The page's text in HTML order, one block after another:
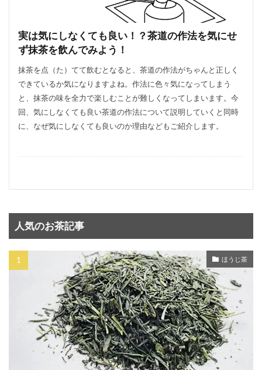
実は気にしなくても良い！？茶道の作法を気にせ
ず抹茶を飲んでみよう！
抹茶を点（た）てて飲むとなると、茶道の作法がちゃんと正しく
できているか気になりますよね。作法に色々気になってしまう
と、抹茶の味を全力で楽しむことが難しくなってしまいます。今
回、気にしなくても良い茶道の作法について説明していくと同時
に、なぜ気にしなくても良いのか理由などもご紹介します。
人気のお茶記事
ほうじ茶